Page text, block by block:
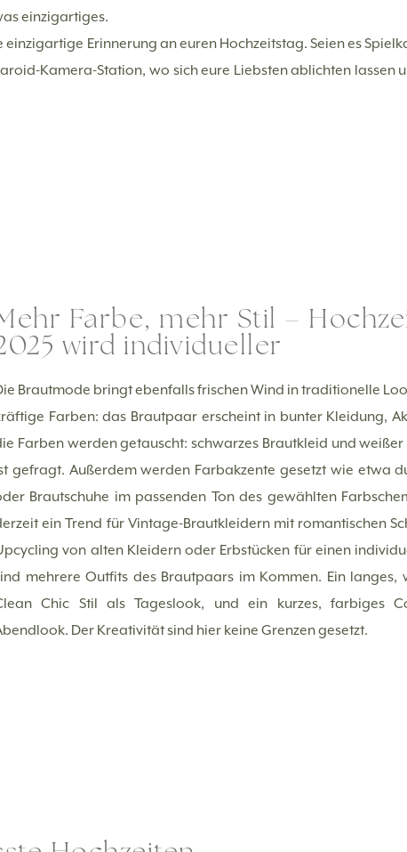
einzigartiges.
Erinnerung an euren Hochzeitstag. Seien es
Kamera-Station, wo sich eure Liebsten ablichten lassen
Farbe, mehr Stil –
wird individueller
Brautmode bringt ebenfalls frischen Wind in traditionelle
Farben: das Brautpaar erscheint in bunter Kleidung,
Farben werden getauscht: schwarzes Brautkleid und
gefragt. Außerdem werden Farbakzente gesetzt wie etwa
Brautschuhe im passenden Ton des gewählten
ein Trend für Vintage-Brautkleidern mit romantischen
von alten Kleidern oder Erbstücken für einen
mehrere Outfits des Brautpaars im Kommen. Ein langes,
Chic Stil als Tageslook, und ein kurzes, farbiges
Der Kreativität sind hier keine Grenzen gesetzt.